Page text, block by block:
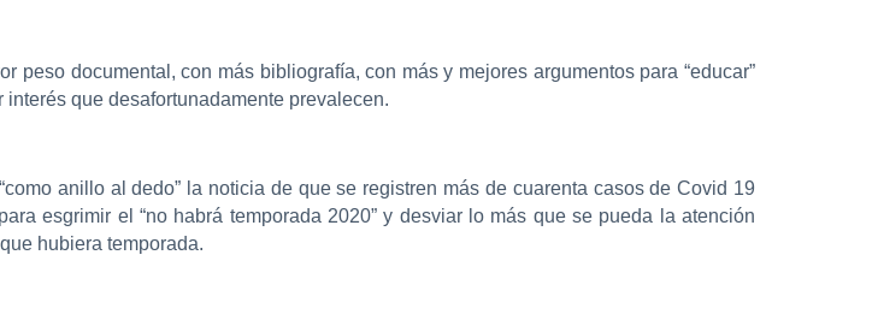
documental, con más bibliografía, con más y mejores argumentos para “educar”
que desafortunadamente prevalecen.
anillo al dedo” la noticia de que se registren más de cuarenta casos de Covid 19
esgrimir el “no habrá temporada 2020” y desviar lo más que se pueda la atención
hubiera temporada.